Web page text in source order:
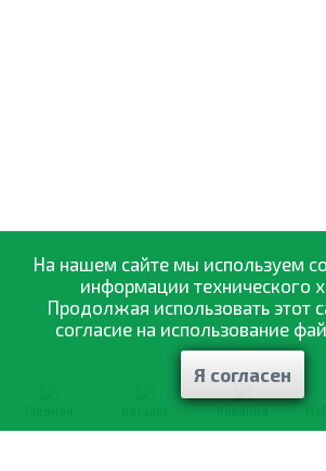
Корзина
На нашем сайте мы используем
информации технического
Продолжая использовать этот
согласие на использование
Я согласен